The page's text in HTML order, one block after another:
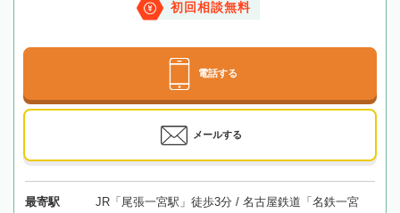
初回相談無料
電話する
メールする
最寄駅
JR「尾張一宮駅」徒歩3分 / 名古屋鉄道「名鉄一宮